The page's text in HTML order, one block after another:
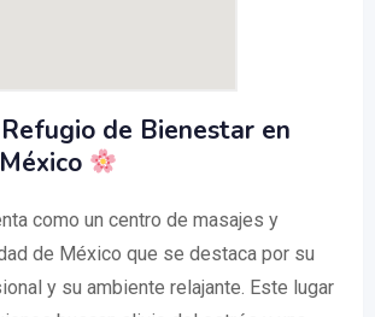
Refugio de Bienestar en
como un centro de masajes y
de México que se destaca por su
y su ambiente relajante. Este lugar